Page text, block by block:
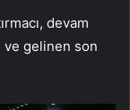
devam
ve gelinen son